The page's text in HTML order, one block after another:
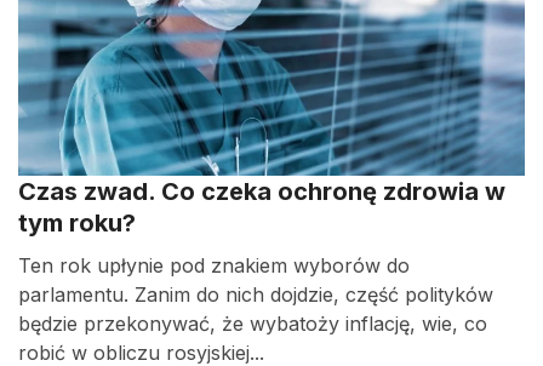
Czas zwad. Co czeka ochronę zdrowia w
tym roku?
Ten rok upłynie pod znakiem wyborów do
parlamentu. Zanim do nich dojdzie, część polityków
będzie przekonywać, że wybatoży inflację, wie, co
robić w obliczu rosyjskiej...